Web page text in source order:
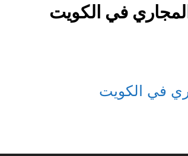
في الكويت
في الكويت